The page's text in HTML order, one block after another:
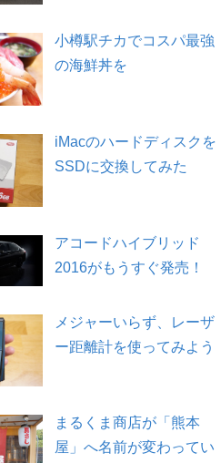
小樽駅チカでコスパ最強
の海鮮丼を
iMacのハードディスクを
SSDに交換してみた
アコードハイブリッド
2016がもうすぐ発売！
メジャーいらず、レーザ
ー距離計を使ってみよう
まるくま商店が「熊本
屋」へ名前が変わってい